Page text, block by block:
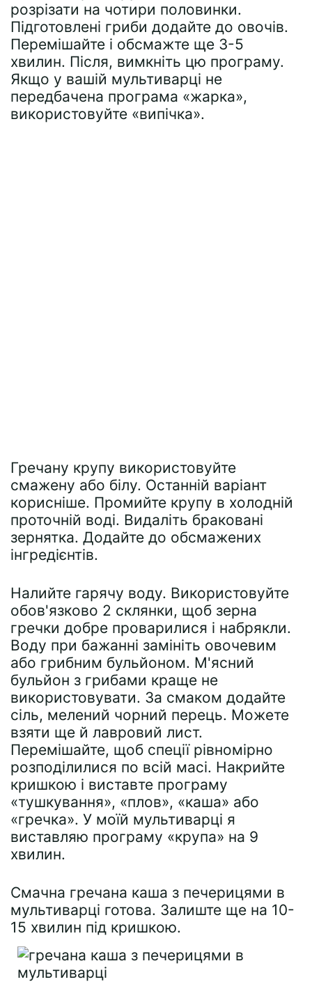
розрізати на чотири половинки.
Підготовлені гриби додайте до овочів.
Перемішайте і обсмажте ще 3-5
хвилин. Після, вимкніть цю програму.
Якщо у вашій мультиварці не
передбачена програма «жарка»,
використовуйте «випічка».
Гречану крупу використовуйте
смажену або білу. Останній варіант
корисніше. Промийте крупу в холодній
проточній воді. Видаліть браковані
зернятка. Додайте до обсмажених
інгредієнтів.
Налийте гарячу воду. Використовуйте
обов'язково 2 склянки, щоб зерна
гречки добре проварилися і набрякли.
Воду при бажанні замініть овочевим
або грибним бульйоном. М'ясний
бульйон з грибами краще не
використовувати. За смаком додайте
сіль, мелений чорний перець. Можете
взяти ще й лавровий лист.
Перемішайте, щоб спеції рівномірно
розподілилися по всій масі. Накрийте
кришкою і виставте програму
«тушкування», «плов», «каша» або
«гречка». У моїй мультиварці я
виставляю програму «крупа» на 9
хвилин.
Смачна гречана каша з печерицями в
мультиварці готова. Залиште ще на 10-
15 хвилин під кришкою.